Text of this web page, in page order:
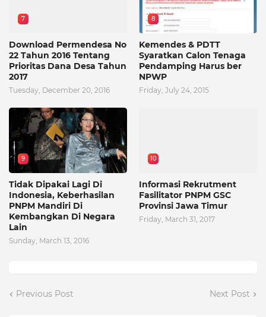
7
Download Permendesa No
22 Tahun 2016 Tentang
Prioritas Dana Desa Tahun
2017
Tuesday, December 20, 2016
8
Kemendes & PDTT
Syaratkan Calon Tenaga
Pendamping Harus ber
NPWP
Friday, July 24, 2015
9
Tidak Dipakai Lagi Di
Indonesia, Keberhasilan
PNPM Mandiri Di
Kembangkan Di Negara
Lain
Sunday, March 13, 2016
10
Informasi Rekrutment
Fasilitator PNPM GSC
Provinsi Jawa Timur
Friday, March 31, 2017
Previous Post Next Post